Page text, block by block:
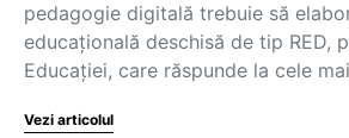
pedagogie digitală trebuie să
educațională deschisă de tip RED,
Educației, care răspunde la cele
Vezi articolul